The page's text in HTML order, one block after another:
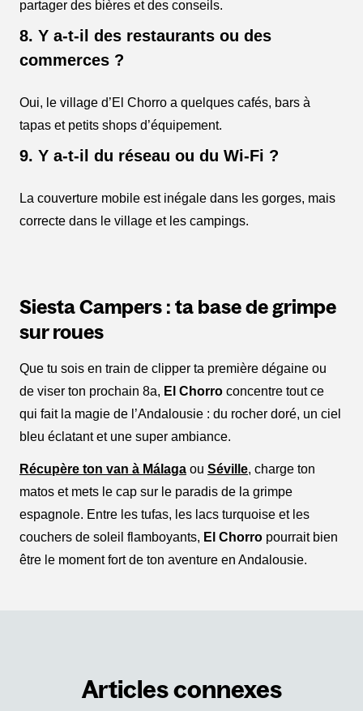
partager des bières et des conseils.
8. Y a-t-il des restaurants ou des
commerces ?
Oui, le village d’El Chorro a quelques cafés, bars à
tapas et petits shops d’équipement.
9. Y a-t-il du réseau ou du Wi-Fi ?
La couverture mobile est inégale dans les gorges, mais
correcte dans le village et les campings.
Siesta Campers : ta base de grimpe
sur roues
Que tu sois en train de clipper ta première dégaine ou
de viser ton prochain 8a, El Chorro concentre tout ce
qui fait la magie de l’Andalousie : du rocher doré, un ciel
bleu éclatant et une super ambiance.
Récupère ton van à Málaga ou Séville, charge ton
matos et mets le cap sur le paradis de la grimpe
espagnole. Entre les tufas, les lacs turquoise et les
couchers de soleil flamboyants, El Chorro pourrait bien
être le moment fort de ton aventure en Andalousie.
Articles connexes